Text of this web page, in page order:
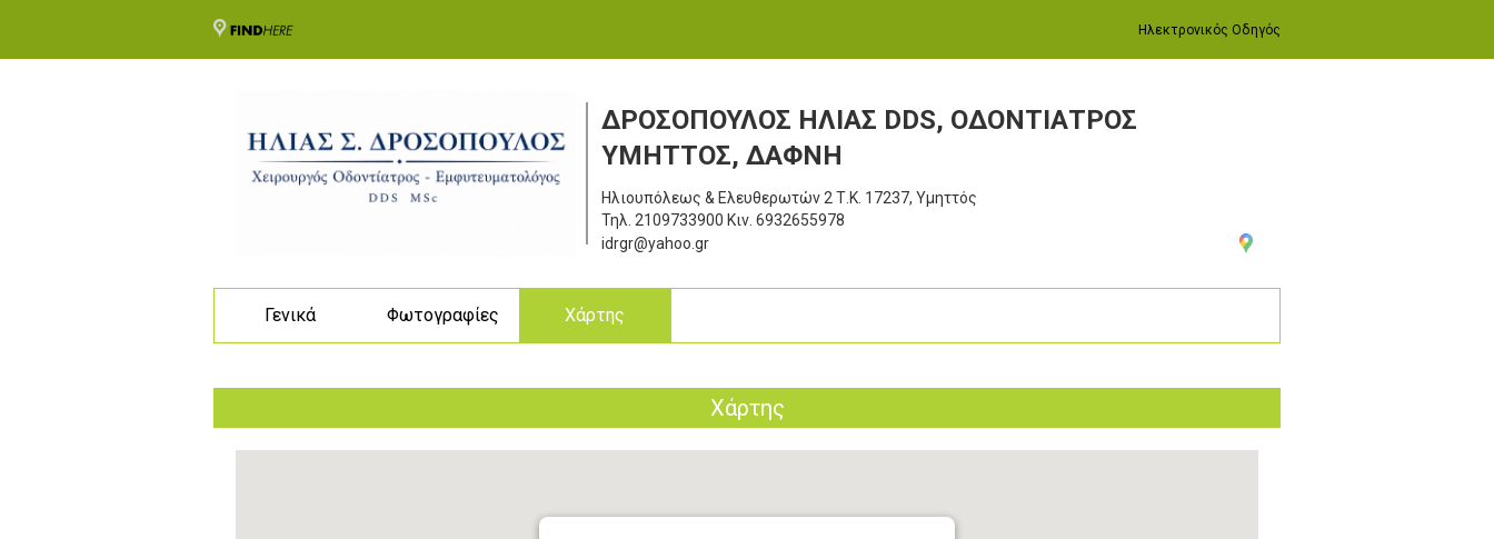
Ηλεκτρονικός Οδηγός
ΔΡΟΣΟΠΟΥΛΟΣ ΗΛΙΑΣ DDS, ΟΔΟΝΤΙΑΤΡΟΣ
ΥΜΗΤΤΟΣ, ΔΑΦΝΗ
Ηλιουπόλεως & Ελευθερωτών 2 Τ.Κ. 17237, Υμηττός
Τηλ. 2109733900 Κιν. 6932655978
idrgr@yahoo.gr
Γενικά Φωτογραφίες Χάρτης
Χάρτης